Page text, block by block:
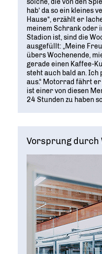
hab‘ da so ein kleines
Hause“, erzählt er
meinem Schrank oder
Stadion ist, sind die
ausgefüllt: „Meine
übers Wochenende,
gerade einen Kaffee-
steht auch bald an. Ich
aus.“ Motorrad fährt
ist einer von diesen
24 Stunden zu haben
Vorsprung durch